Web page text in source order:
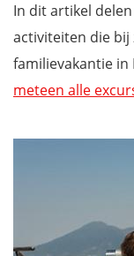
In dit artikel
activiteiten die bij
familievakantie in
meteen alle